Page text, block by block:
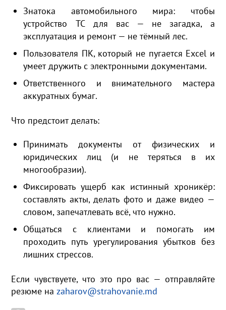
Знатока автомобильного мира: чтобы
устройство ТС для вас — не загадка, а
эксплуатация и ремонт — не тёмный лес.
Пользователя ПК, который не пугается Excel и
умеет дружить с электронными документами.
Ответственного и внимательного мастера
аккуратных бумаг.
Что предстоит делать:
Принимать документы от физических и
юридических лиц (и не теряться в их
многообразии).
Фиксировать ущерб как истинный хроникёр:
составлять акты, делать фото и даже видео —
словом, запечатлевать всё, что нужно.
Общаться с клиентами и помогать им
проходить путь урегулирования убытков без
лишних стрессов.
Если чувствуете, что это про вас — отправляйте
резюме наzaharov@strahovanie.md